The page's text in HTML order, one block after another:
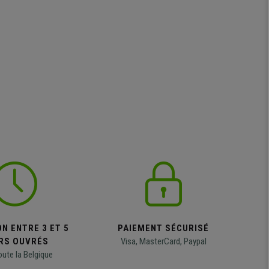
ENTRE 3 ET 5
OUVRÉS
la Belgique
PAIEMENT SÉCURISÉ
Visa, MasterCard, Paypal